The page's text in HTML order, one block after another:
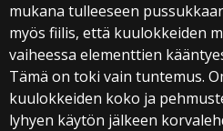
mukana tulleeseen
myös fiilis, että kuulokkeiden
vaiheessa elementtien
Tämä on toki vain tuntemus.
kuulokkeiden koko ja
lyhyen käytön jälkeen